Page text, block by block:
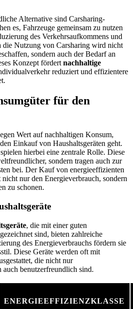
Alternative sind Carsharing-
es, Fahrzeuge gemeinsam zu nutzen
des Verkehrsaufkommens und
die Nutzung von Carsharing wird nicht
sondern auch der Bedarf an
Konzept fördert nachhaltige
reduziert und effizientere
für den
Wert auf nachhaltigen Konsum,
Einkauf von Haushaltsgeräten geht.
spielen hierbei eine zentrale Rolle. Diese
sondern tragen auch zur
bei. Der Kauf von energieeffizienten
nur den Energieverbrauch, sondern
zu schonen.
, die mit einer guten
sind, bieten zahlreiche
des Energieverbrauchs fördern sie
Diese Geräte werden oft mit
die nicht nur
benutzerfreundlich sind.
ENERGIEEFFIZIENZKLASSE